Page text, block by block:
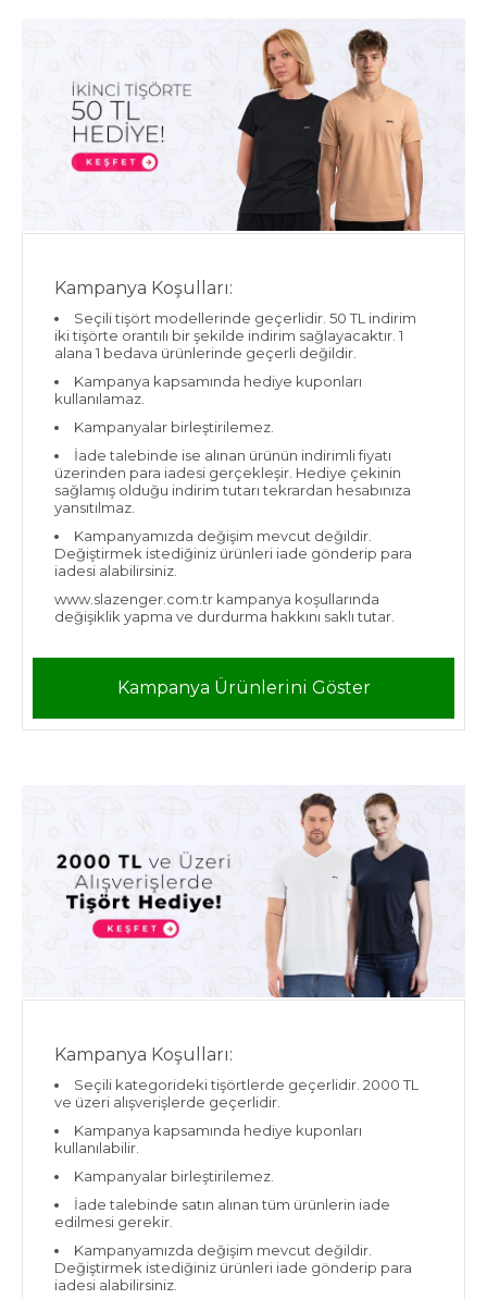
Kampanya Koşulları:
Seçili tişört modellerinde geçerlidir. 50 TL indirim
iki tişörte orantılı bir şekilde indirim sağlayacaktır. 1
alana 1 bedava ürünlerinde geçerli değildir.
Kampanya kapsamında hediye kuponları
kullanılamaz.
Kampanyalar birleştirilemez.
İade talebinde ise alınan ürünün indirimli fiyatı
üzerinden para iadesi gerçekleşir. Hediye çekinin
sağlamış olduğu indirim tutarı tekrardan hesabınıza
yansıtılmaz.
Kampanyamızda değişim mevcut değildir.
Değiştirmek istediğiniz ürünleri iade gönderip para
iadesi alabilirsiniz.
www.slazenger.com.tr kampanya koşullarında
değişiklik yapma ve durdurma hakkını saklı tutar.
Kampanya Ürünlerini Göster
Kampanya Koşulları:
Seçili kategorideki tişörtlerde geçerlidir. 2000 TL
ve üzeri alışverişlerde geçerlidir.
Kampanya kapsamında hediye kuponları
kullanılabilir.
Kampanyalar birleştirilemez.
İade talebinde satın alınan tüm ürünlerin iade
edilmesi gerekir.
Kampanyamızda değişim mevcut değildir.
Değiştirmek istediğiniz ürünleri iade gönderip para
iadesi alabilirsiniz.